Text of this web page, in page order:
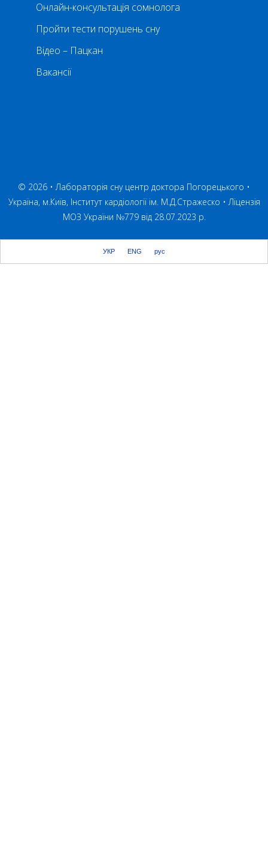
Онлайн-консультація сомнолога
Пройти тести порушень сну
Відео – Пацкан
Вакансії
© 2026 • Лабораторія сну центр доктора Погорецького •
Україна, м.Київ, Інститут кардіології ім. М.Д.Стражеско •Ліцензія
МОЗ України №779 від 28.07.2023 р.
УКР ENG рус